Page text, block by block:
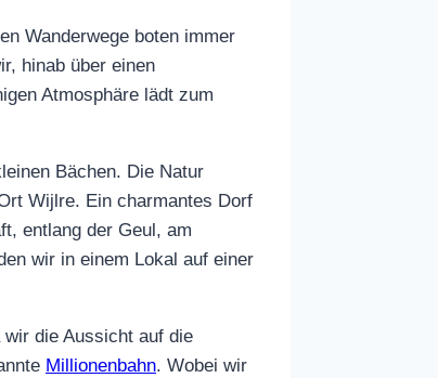
Wanderwege boten immer
hinab über einen
Atmosphäre lädt zum
Bächen. Die Natur
Wijlre. Ein charmantes Dorf
entlang der Geul, am
wir in einem Lokal auf einer
die Aussicht auf die
Millionenbahn. Wobei wir